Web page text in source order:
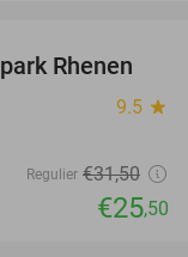
19%
Rhenen
9.5 star
Regulier €31,50
€25,50